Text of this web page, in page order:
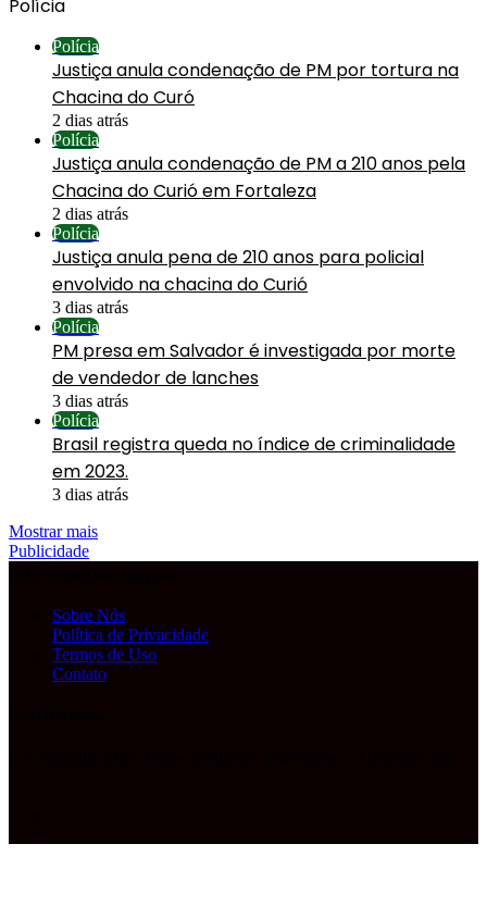
Polícia
Polícia
Justiça anula condenação de PM por tortura na
Chacina do Curó
2 dias atrás
Polícia
Justiça anula condenação de PM a 210 anos pela
Chacina do Curió em Fortaleza
2 dias atrás
Polícia
Justiça anula pena de 210 anos para policial
envolvido na chacina do Curió
3 dias atrás
Polícia
PM presa em Salvador é investigada por morte
de vendedor de lanches
3 dias atrás
Polícia
Brasil registra queda no índice de criminalidade
em 2023.
3 dias atrás
Mostrar mais
Publicidade
Sobre Nós
Política de Privacidade
Termos de Uso
Contato